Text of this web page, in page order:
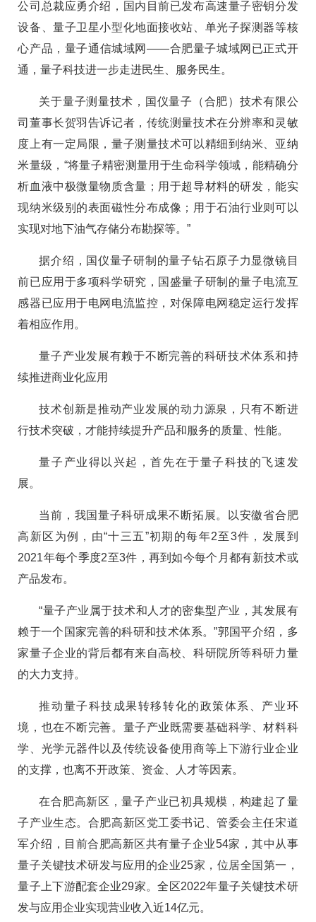
公司总裁应勇介绍，国内目前已发布高速量子密钥分发
设备、量子卫星小型化地面接收站、单光子探测器等核
心产品，量子通信城域网——合肥量子城域网已正式开
通，量子科技进一步走进民生、服务民生。
关于量子测量技术，国仪量子（合肥）技术有限公
司董事长贺羽告诉记者，传统测量技术在分辨率和灵敏
度上有一定局限，量子测量技术可以精细到纳米、亚纳
米量级，“将量子精密测量用于生命科学领域，能精确分
析血液中极微量物质含量；用于超导材料的研发，能实
现纳米级别的表面磁性分布成像；用于石油行业则可以
实现对地下油气存储分布勘探等。”
据介绍，国仪量子研制的量子钻石原子力显微镜目
前已应用于多项科学研究，国盛量子研制的量子电流互
感器已应用于电网电流监控，对保障电网稳定运行发挥
着相应作用。
量子产业发展有赖于不断完善的科研技术体系和持
续推进商业化应用
技术创新是推动产业发展的动力源泉，只有不断进
行技术突破，才能持续提升产品和服务的质量、性能。
量子产业得以兴起，首先在于量子科技的飞速发
展。
当前，我国量子科研成果不断拓展。以安徽省合肥
高新区为例，由“十三五”初期的每年2至3件，发展到
2021年每个季度2至3件，再到如今每个月都有新技术或
产品发布。
“量子产业属于技术和人才的密集型产业，其发展有
赖于一个国家完善的科研和技术体系。”郭国平介绍，多
家量子企业的背后都有来自高校、科研院所等科研力量
的大力支持。
推动量子科技成果转移转化的政策体系、产业环
境，也在不断完善。量子产业既需要基础科学、材料科
学、光学元器件以及传统设备使用商等上下游行业企业
的支撑，也离不开政策、资金、人才等因素。
在合肥高新区，量子产业已初具规模，构建起了量
子产业生态。合肥高新区党工委书记、管委会主任宋道
军介绍，目前合肥高新区共有量子企业54家，其中从事
量子关键技术研发与应用的企业25家，位居全国第一，
量子上下游配套企业29家。全区2022年量子关键技术研
发与应用企业实现营业收入近14亿元。